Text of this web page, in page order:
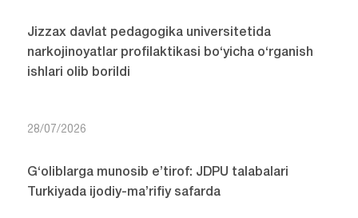
Jizzax davlat pedagogika universitetida
narkojinoyatlar profilaktikasi bo‘yicha o‘rganish
ishlari olib borildi
28/07/2026
G‘oliblarga munosib e’tirof: JDPU talabalari
Turkiyada ijodiy-ma’rifiy safarda